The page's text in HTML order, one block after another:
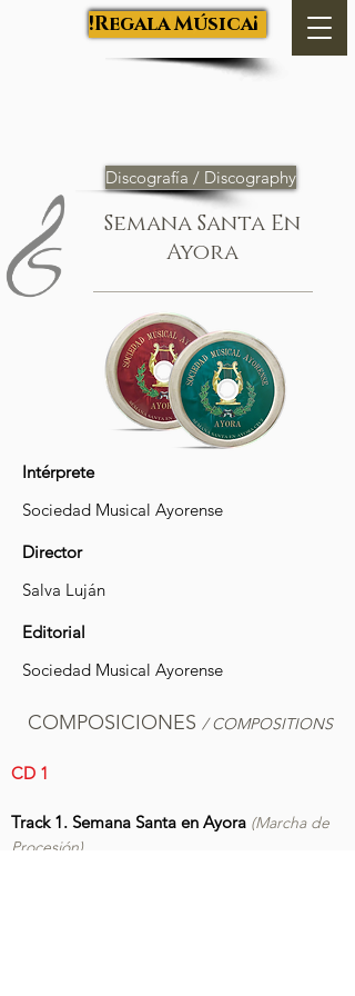
Salva Luján ¡Regala Música!
Discografía / Discography
Semana Santa En
Ayora
Intérprete
Sociedad Musical Ayorense
Director
Salva Luján
Editorial
Sociedad Musical Ayorense
COMPOSICIONES / COMPOSITIONS
CD 1
Track 1. Semana Santa en Ayora (Marcha de
Procesión)